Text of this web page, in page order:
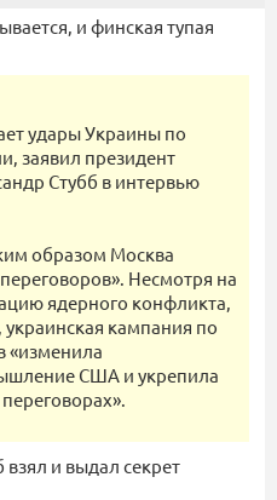
и финская тупая
удары Украины по
заявил президент
Стубб в интервью
образом Москва
Несмотря на
ядерного конфликта,
кампания по
«изменила
США и укрепила
и выдал секрет